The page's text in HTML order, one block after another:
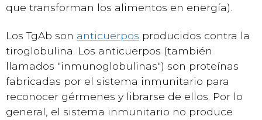
que transforman los alimentos en energía).
Los TgAb son anticuerpos producidos contra la
tiroglobulina. Los anticuerpos (también
llamados "inmunoglobulinas") son proteínas
fabricadas por el sistema inmunitario para
reconocer gérmenes y librarse de ellos. Por lo
general, el sistema inmunitario no produce